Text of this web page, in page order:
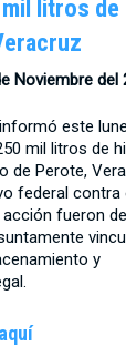
litros de
Noviembre del
este
mil litros de
de Perote,
federal contra
fueron
y